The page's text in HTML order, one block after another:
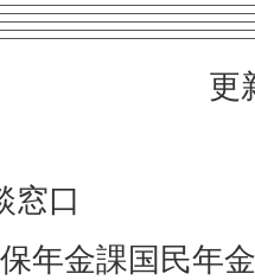
更
窓口
年金課国民年